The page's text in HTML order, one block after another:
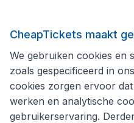
Volg CheapTickets.be
CheapTickets maakt
We gebruiken cookies en
zoals gespecificeerd in ons
cookies zorgen ervoor
werken en analytische
gebruikerservaring.